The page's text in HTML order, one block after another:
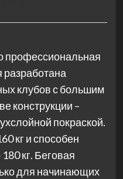
профессиональная
разработана
клубов с большим
конструкции –
покраской.
кг и способен
кг. Беговая
для начинающих